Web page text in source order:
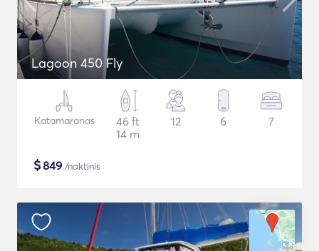
Lagoon 450 Fly
Katamaranas
46 ft
14 m
12 6 7
$849 /naktinis